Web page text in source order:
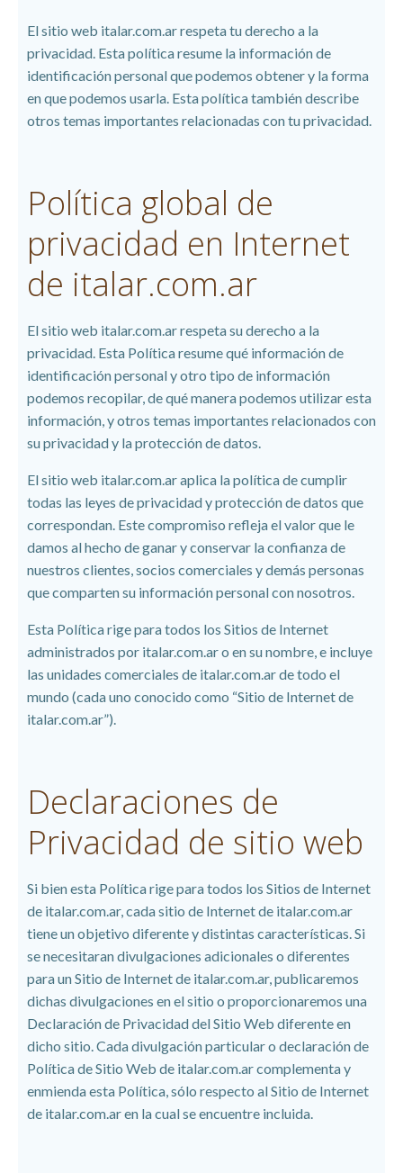
El sitio web italar.com.ar respeta tu derecho a la
privacidad. Esta política resume la información de
identificación personal que podemos obtener y la forma
en que podemos usarla. Esta política también describe
otros temas importantes relacionadas con tu privacidad.
Política global de
privacidad en Internet
de italar.com.ar
El sitio web italar.com.ar respeta su derecho a la
privacidad. Esta Política resume qué información de
identificación personal y otro tipo de información
podemos recopilar, de qué manera podemos utilizar esta
información, y otros temas importantes relacionados con
su privacidad y la protección de datos.
El sitio web italar.com.ar aplica la política de cumplir
todas las leyes de privacidad y protección de datos que
correspondan. Este compromiso refleja el valor que le
damos al hecho de ganar y conservar la confianza de
nuestros clientes, socios comerciales y demás personas
que comparten su información personal con nosotros.
Esta Política rige para todos los Sitios de Internet
administrados por italar.com.ar o en su nombre, e incluye
las unidades comerciales de italar.com.ar de todo el
mundo (cada uno conocido como “Sitio de Internet de
italar.com.ar”).
Declaraciones de
Privacidad de sitio web
Si bien esta Política rige para todos los Sitios de Internet
de italar.com.ar, cada sitio de Internet de italar.com.ar
tiene un objetivo diferente y distintas características. Si
se necesitaran divulgaciones adicionales o diferentes
para un Sitio de Internet de italar.com.ar, publicaremos
dichas divulgaciones en el sitio o proporcionaremos una
Declaración de Privacidad del Sitio Web diferente en
dicho sitio. Cada divulgación particular o declaración de
Política de Sitio Web de italar.com.ar complementa y
enmienda esta Política, sólo respecto al Sitio de Internet
de italar.com.ar en la cual se encuentre incluida.